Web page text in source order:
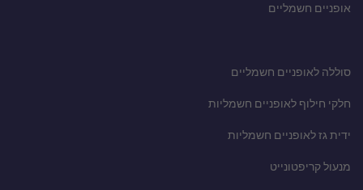
אופניים חשמליים
סוללה לאופניים חשמליים
חלקי חילוף לאופניים חשמליות
ידית גז לאופניים חשמליות
מנעול קריפטונייט